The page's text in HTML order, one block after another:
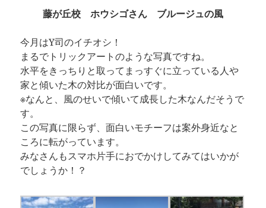
藤が丘校 ホウシゴさん ブルージュの風
今月はY司のイチオシ！
まるでトリックアートのような写真ですね。
水平をきっちりと取ってまっすぐに立っている人や
家と傾いた木の対比が面白いです。
※なんと、風のせいで傾いて成長した木なんだそうで
す。
この写真に限らず、面白いモチーフは案外身近なと
ころに転がっています。
みなさんもスマホ片手におでかけしてみてはいかが
でしょうか！？